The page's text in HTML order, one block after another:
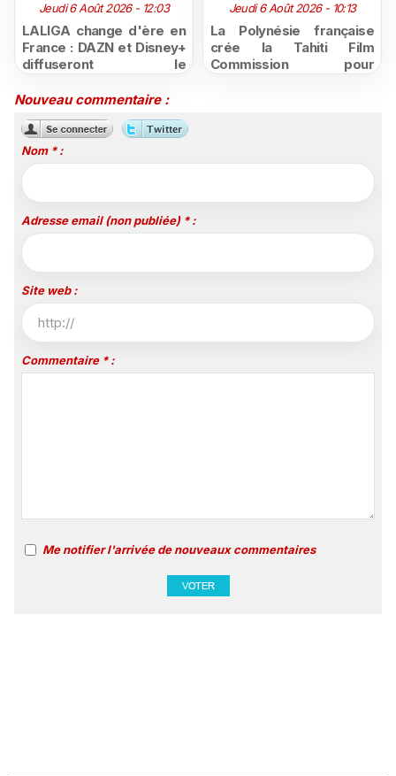
Jeudi 6 Août 2026 - 12:03
LALIGA change d'ère en
France : DAZN et Disney+
diffuseront le
jusqu'en 2029, un revers
Jeudi 6 Août 2026 - 10:13
La Polynésie française
crée la Tahiti Film
Commission pour
Nouveau commentaire :
Nom * :
Adresse email (non publiée) * :
Site web :
Commentaire * :
Me notifier l'arrivée de nouveaux commentaires